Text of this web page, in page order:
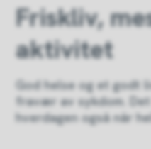
Friskliv,
aktivitet
God helse og et godt
fravær av sykdom.
hverdagen også når